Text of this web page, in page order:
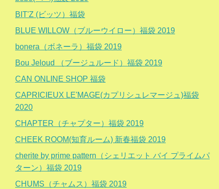
BIT'Z (ビッツ）福袋
BLUE WILLOW（ブルーウイロー）福袋 2019
bonera（ボネーラ）福袋 2019
Bou Jeloud （ブージュルード）福袋 2019
CAN ONLINE SHOP 福袋
CAPRICIEUX LE'MAGE(カプリシュレマージュ)福袋
2020
CHAPTER（チャプター）福袋 2019
CHEEK ROOM(知育ルーム) 新春福袋 2019
cherite by prime pattern（シェリエット バイ プライムパ
ターン）福袋 2019
CHUMS（チャムス）福袋 2019